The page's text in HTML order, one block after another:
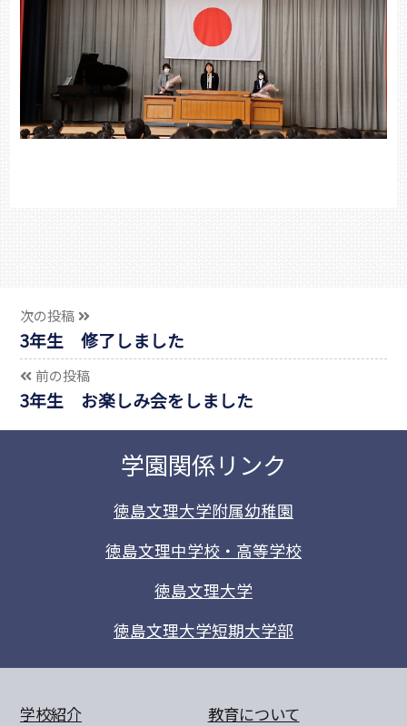
次の投稿
3年生 修了しました
前の投稿
3年生 お楽しみ会をしました
学園関係リンク
徳島文理大学附属幼稚園
徳島文理中学校・高等学校
徳島文理大学
徳島文理大学短期大学部
学校紹介 教育について